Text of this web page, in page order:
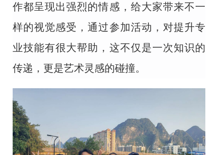
作都呈现出强烈的情感，给大家带来不一
样的视觉感受，通过参加活动，对提升专
业技能有很大帮助，这不仅是一次知识的
传递，更是艺术灵感的碰撞。